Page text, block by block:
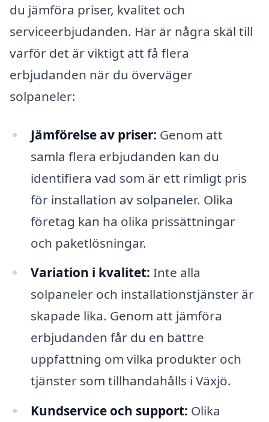
du jämföra priser, kvalitet och
serviceerbjudanden. Här är några skäl till
varför det är viktigt att få flera
erbjudanden när du överväger
solpaneler:
Jämförelse av priser: Genom att
samla flera erbjudanden kan du
identifiera vad som är ett rimligt pris
för installation av solpaneler. Olika
företag kan ha olika prissättningar
och paketlösningar.
Variation i kvalitet: Inte alla
solpaneler och installationstjänster är
skapade lika. Genom att jämföra
erbjudanden får du en bättre
uppfattning om vilka produkter och
tjänster som tillhandahålls i Växjö.
Kundservice och support: Olika